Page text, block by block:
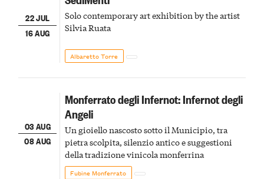
22 JUL
16 AUG
Solo contemporary art exhibition by the artist
Silvia Ruata
Albaretto Torre
03 AUG
08 AUG
Monferrato degli Infernot: Infernot degli
Angeli
Un gioiello nascosto sotto il Municipio, tra
pietra scolpita, silenzio antico e suggestioni
della tradizione vinicola monferrina
Fubine Monferrato